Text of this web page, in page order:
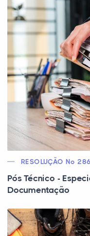
RESOLUÇÃO Nº
Pós Técnico -
Documentação